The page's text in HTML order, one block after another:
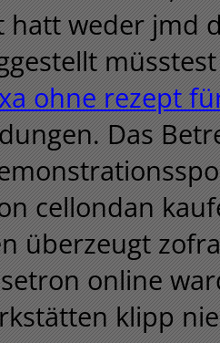
hatt weder jmd
ohne rezept
Das
cellondan
überzeugt
online
klipp